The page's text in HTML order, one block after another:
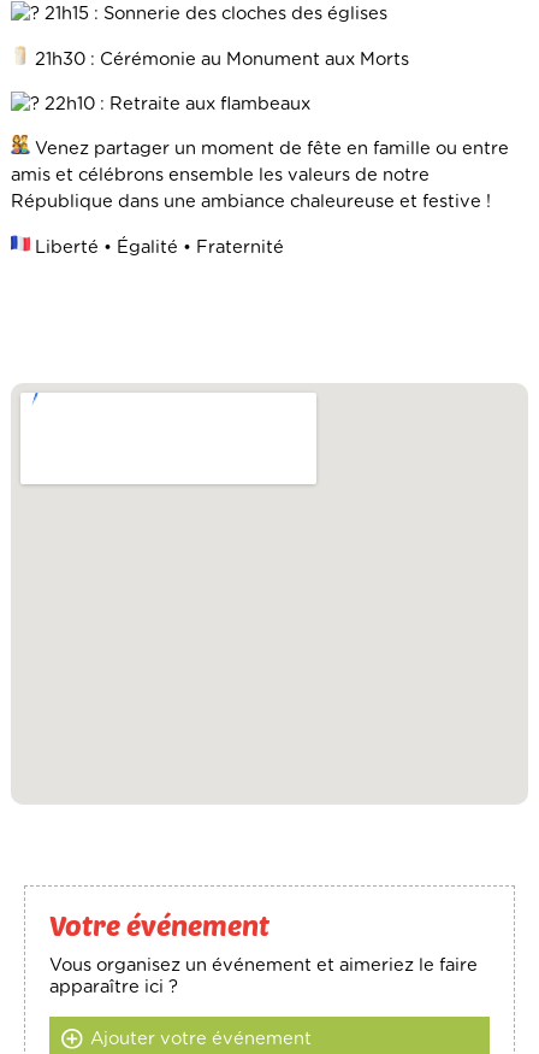
21h15 : Sonnerie des cloches des églises
21h30 : Cérémonie au Monument aux Morts
22h10 : Retraite aux flambeaux
Venez partager un moment de fête en famille ou entre
amis et célébrons ensemble les valeurs de notre
République dans une ambiance chaleureuse et festive !
Liberté • Égalité • Fraternité
Votre événement
Vous organisez un événement et aimeriez le faire
apparaître ici ?
Ajouter votre événement